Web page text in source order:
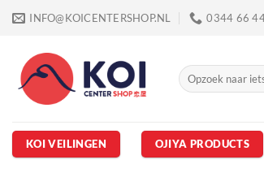
Ga
inhoud
INFO@KOICENTERSHOP.NL 0344 66
Zoeken
naar:
KOI VEILINGEN OJIYA PRODUCTS